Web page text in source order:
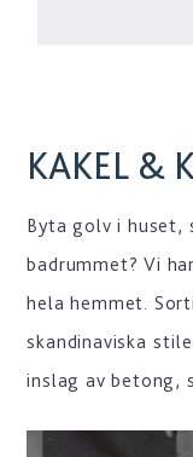
KAKEL &
Byta golv i huset,
badrummet? Vi
hela hemmet.
skandinaviska
inslag av betong,